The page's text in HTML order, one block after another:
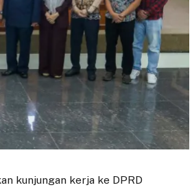
kunjungan kerja ke DPRD